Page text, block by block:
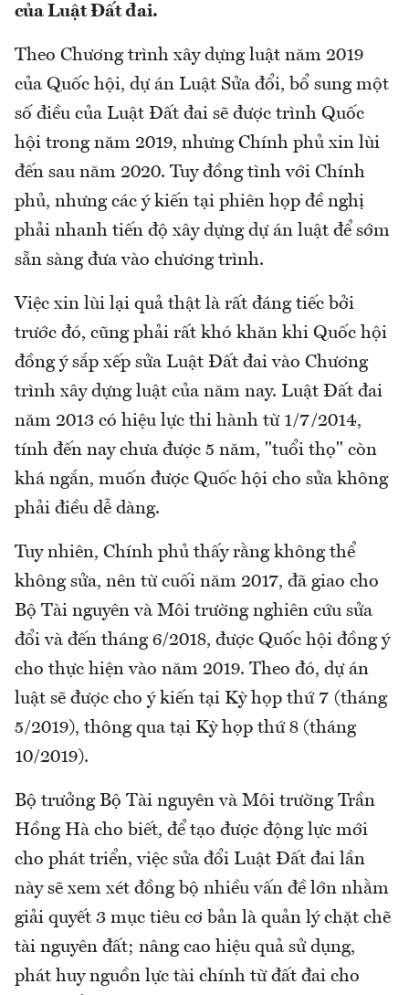
của Luật Đất đai.
Theo Chương trình xây dựng luật năm 2019
của Quốc hội, dự án Luật Sửa đổi, bổ sung một
số điều của Luật Đất đai sẽ được trình Quốc
hội trong năm 2019, nhưng Chính phủ xin lùi
đến sau năm 2020. Tuy đồng tình với Chính
phủ, nhưng các ý kiến tại phiên họp đề nghị
phải nhanh tiến độ xây dựng dự án luật để sớm
sẵn sàng đưa vào chương trình.
Việc xin lùi lại quả thật là rất đáng tiếc bởi
trước đó, cũng phải rất khó khăn khi Quốc hội
đồng ý sắp xếp sửa Luật Đất đai vào Chương
trình xây dựng luật của năm nay. Luật Đất đai
năm 2013 có hiệu lực thi hành từ 1/7/2014,
tính đến nay chưa được 5 năm, "tuổi thọ" còn
khá ngắn, muốn được Quốc hội cho sửa không
phải điều dễ dàng.
Tuy nhiên, Chính phủ thấy rằng không thể
không sửa, nên từ cuối năm 2017, đã giao cho
Bộ Tài nguyên và Môi trường nghiên cứu sửa
đổi và đến tháng 6/2018, được Quốc hội đồng ý
cho thực hiện vào năm 2019. Theo đó, dự án
luật sẽ được cho ý kiến tại Kỳ họp thứ 7 (tháng
5/2019), thông qua tại Kỳ họp thứ 8 (tháng
10/2019).
Bộ trưởng Bộ Tài nguyên và Môi trường Trần
Hồng Hà cho biết, để tạo được động lực mới
cho phát triển, việc sửa đổi Luật Đất đai lần
này sẽ xem xét đồng bộ nhiều vấn đề lớn nhằm
giải quyết 3 mục tiêu cơ bản là quản lý chặt chẽ
tài nguyên đất; nâng cao hiệu quả sử dụng,
phát huy nguồn lực tài chính từ đất đai cho